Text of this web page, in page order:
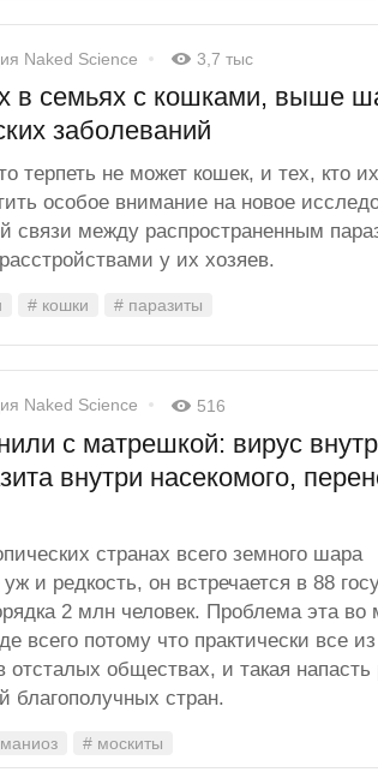
Naked Science 3,7 тыс
в семьях с кошками, выше
заболеваний
терпеть не может кошек, и тех, кто
особое внимание на новое
связи между распространенным
у их хозяев.
# кошки # паразиты
Naked Science 516
с матрешкой: вирус
внутри насекомого,
странах всего земного шара
и редкость, он встречается в 88
2 млн человек. Проблема эта во
всего потому что практически все
обществах, и такая напасть
благополучных стран.
# москиты